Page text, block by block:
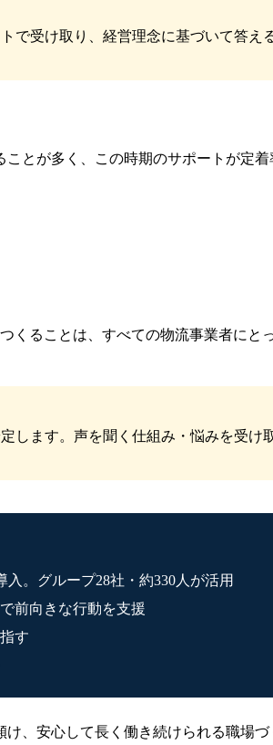
受け取り、経営理念に基づいて答え
とが多く、この時期のサポートが定
ることは、すべての物流事業者にと
ます。声を聞く仕組み・悩みを受け
。グループ28社・約330人が活用
前向きな行動を支援
す
、安心して長く働き続けられる職場